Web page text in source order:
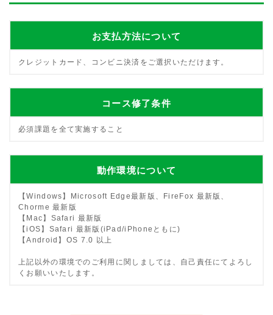
お支払方法について
クレジットカード、コンビニ決済をご選択いただけます。
コース修了条件
必須課題を全て実施すること
動作環境について
【Windows】Microsoft Edge最新版、FireFox 最新版、
Chorme 最新版
【Mac】Safari 最新版
【iOS】Safari 最新版(iPad/iPhoneともに)
【Android】OS 7.0 以上
上記以外の環境でのご利用に関しましては、自己責任にてよろし
くお願いいたします。